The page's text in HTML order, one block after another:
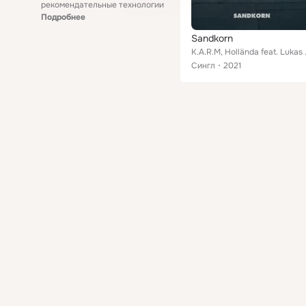
рекомендательные технологии
Подробнее
Sandkorn
Сингл
2021